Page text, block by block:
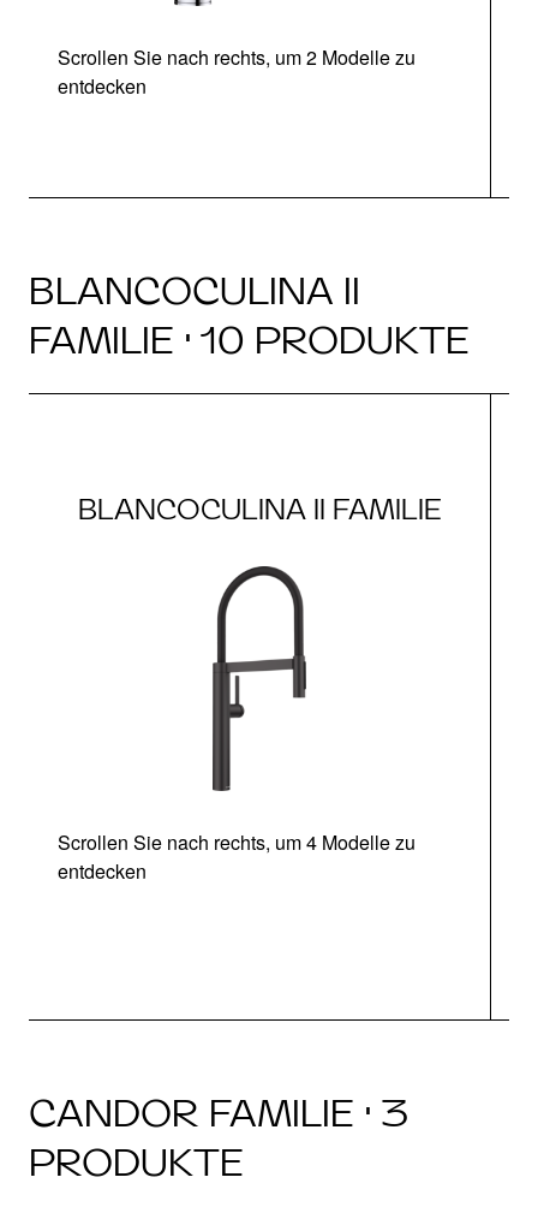
Scrollen Sie nach rechts, um 2 Modelle zu
entdecken
BLANCOCULINA II
FAMILIE · 10 PRODUKTE
BLANCOCULINA II FAMILIE
Scrollen Sie nach rechts, um 4 Modelle zu
entdecken
CANDOR FAMILIE · 3
PRODUKTE